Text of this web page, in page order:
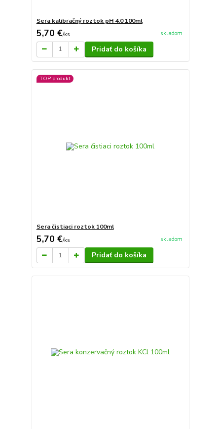
Sera kalibračný roztok pH 4.0 100ml
5,70 €/ks skladom
Pridať do košíka
TOP produkt
Sera čistiaci roztok 100ml
5,70 €/ks skladom
Pridať do košíka